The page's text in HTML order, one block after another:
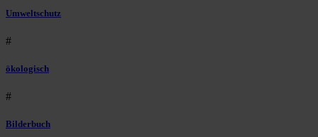
Umweltschutz
#
ökologisch
#
Bilderbuch